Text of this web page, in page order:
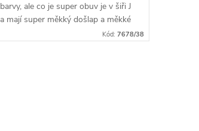
barvy, ale co je super obuv je v šiři J
a mají super měkký došlap a měkké
pásky. Šířka: J Velikostní tabulka
Kód: 7678/38